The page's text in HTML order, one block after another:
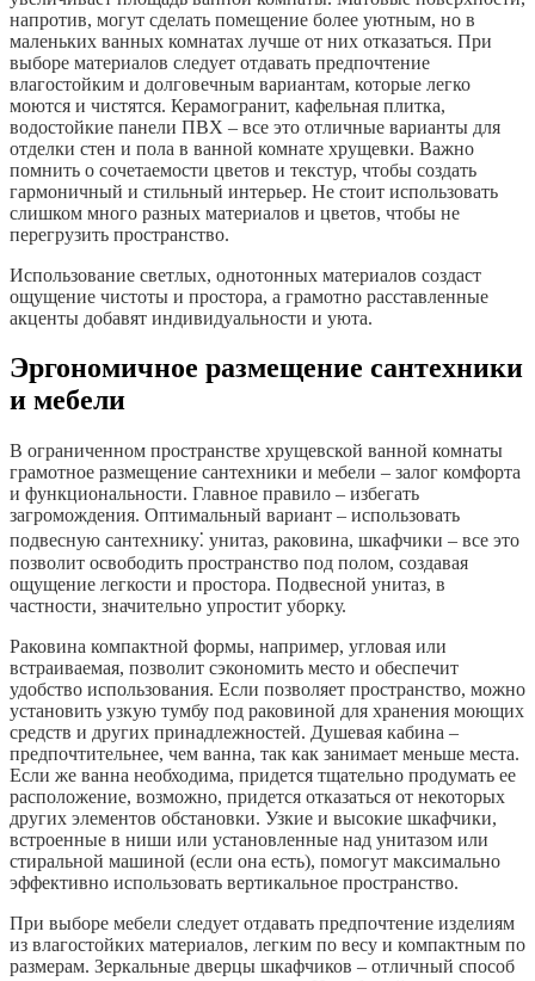
напротив, могут сделать помещение более уютным, но в
маленьких ванных комнатах лучше от них отказаться. При
выборе материалов следует отдавать предпочтение
влагостойким и долговечным вариантам, которые легко
моются и чистятся. Керамогранит, кафельная плитка,
водостойкие панели ПВХ – все это отличные варианты для
отделки стен и пола в ванной комнате хрущевки. Важно
помнить о сочетаемости цветов и текстур, чтобы создать
гармоничный и стильный интерьер. Не стоит использовать
слишком много разных материалов и цветов, чтобы не
перегрузить пространство.
Использование светлых, однотонных материалов создаст
ощущение чистоты и простора, а грамотно расставленные
акценты добавят индивидуальности и уюта.
Эргономичное размещение сантехники
и мебели
В ограниченном пространстве хрущевской ванной комнаты
грамотное размещение сантехники и мебели – залог комфорта
и функциональности. Главное правило – избегать
загромождения. Оптимальный вариант – использовать
подвесную сантехнику⁚ унитаз, раковина, шкафчики – все это
позволит освободить пространство под полом, создавая
ощущение легкости и простора. Подвесной унитаз, в
частности, значительно упростит уборку.
Раковина компактной формы, например, угловая или
встраиваемая, позволит сэкономить место и обеспечит
удобство использования. Если позволяет пространство, можно
установить узкую тумбу под раковиной для хранения моющих
средств и других принадлежностей. Душевая кабина –
предпочтительнее, чем ванна, так как занимает меньше места.
Если же ванна необходима, придется тщательно продумать ее
расположение, возможно, придется отказаться от некоторых
других элементов обстановки. Узкие и высокие шкафчики,
встроенные в ниши или установленные над унитазом или
стиральной машиной (если она есть), помогут максимально
эффективно использовать вертикальное пространство.
При выборе мебели следует отдавать предпочтение изделиям
из влагостойких материалов, легким по весу и компактным по
размерам. Зеркальные дверцы шкафчиков – отличный способ